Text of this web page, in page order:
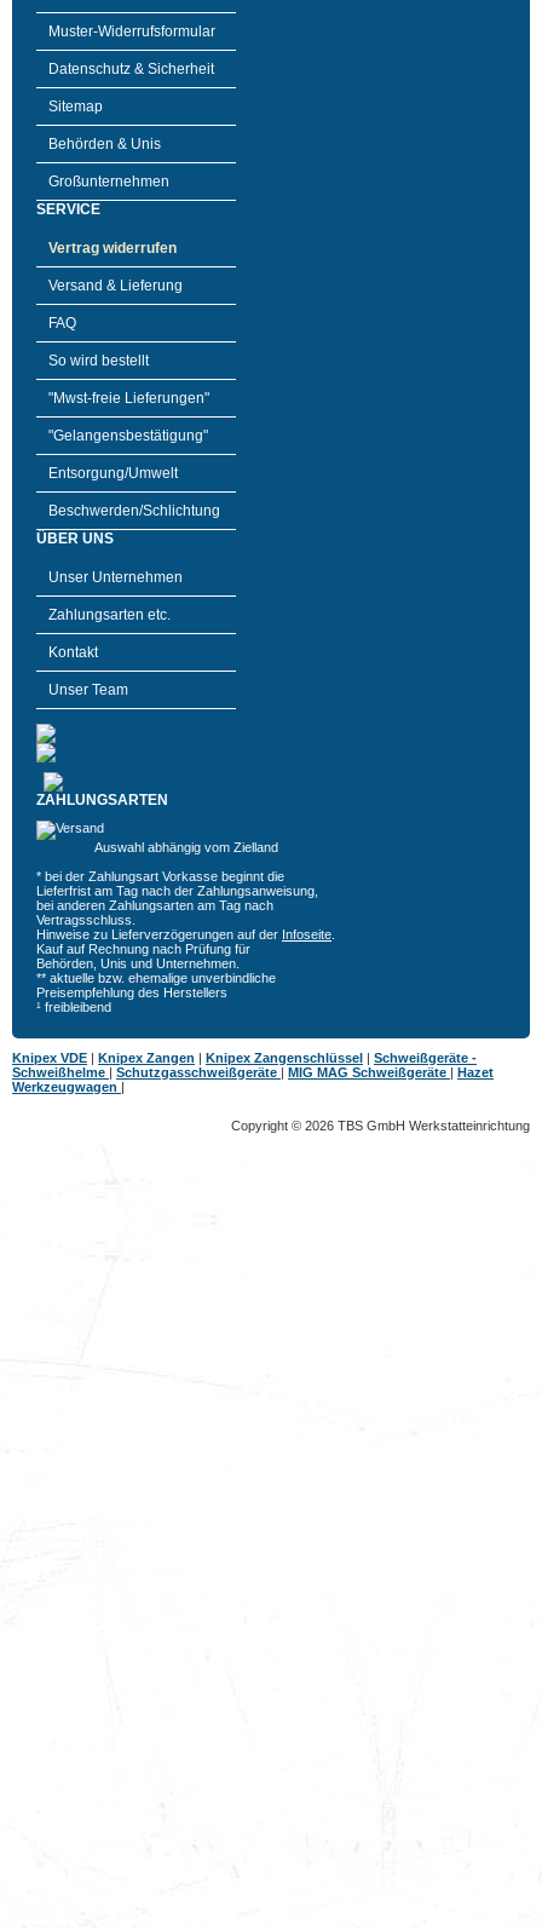
Muster-Widerrufsformular
Datenschutz & Sicherheit
Sitemap
Behörden & Unis
Großunternehmen
SERVICE
Vertrag widerrufen
Versand & Lieferung
FAQ
So wird bestellt
"Mwst-freie Lieferungen"
"Gelangensbestätigung"
Entsorgung/Umwelt
Beschwerden/Schlichtung
ÜBER UNS
Unser Unternehmen
Zahlungsarten etc.
Kontakt
Unser Team
ZAHLUNGSARTEN
Auswahl abhängig vom Zielland
* bei der Zahlungsart Vorkasse beginnt die
Lieferfrist am Tag nach der Zahlungsanweisung,
bei anderen Zahlungsarten am Tag nach
Vertragsschluss.
Hinweise zu Lieferverzögerungen auf der Infoseite
Kauf auf Rechnung nach Prüfung für
Behörden, Unis und Unternehmen.
** aktuelle bzw. ehemalige unverbindliche
Preisempfehlung des Herstellers
¹ freibleibend
Knipex VDE | Knipex Zangen | Knipex Zangenschlüssel | Schweißgeräte -
Schweißhelme | Schutzgasschweißgeräte | MIG MAG Schweißgeräte | Hazet
Werkzeugwagen |
Copyright © 2026 TBS GmbH Werkstatteinrichtung